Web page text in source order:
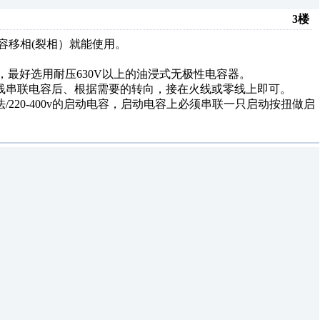
3楼
相(裂相）就能使用。
好选用耐压630V以上的油浸式无极性电容器。
联电容后、根据需要的转向，接在火线或零线上即可。
400v的启动电容，启动电容上必须串联一只启动按扭做启